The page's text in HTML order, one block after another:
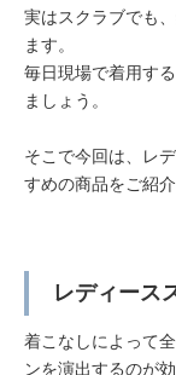
実はスクラブでも
ます。
毎日現場で着用す
ましょう。
そこで今回は、レ
すめの商品をご紹介
レディース
着こなしによって
ンを演出するのが効